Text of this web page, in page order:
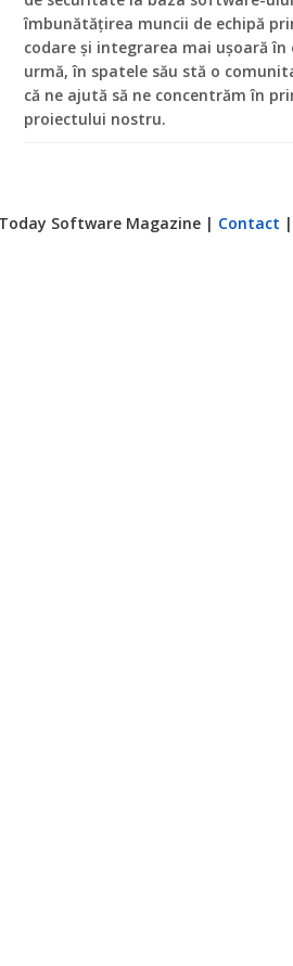
îmbunătățirea muncii de echipă
codare și integrarea mai ușoară
urmă, în spatele său stă o
că ne ajută să ne concentrăm în
proiectului nostru.
Software Magazine | Contact